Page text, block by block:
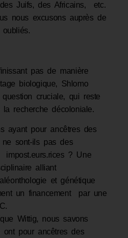
Juifs, des Africains, etc.
nous excusons auprès de
pas de manière
biologique, Shlomo
cruciale, qui reste
recherche décoloniale.
ayant pour ancêtres des
ne sont-ils pas des
impost.eurs.rices ? Une
alliant
et génétique
un financement par une
Wittig, nous savons
pour ancêtres des